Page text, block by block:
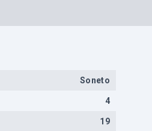
Soneto
4
19